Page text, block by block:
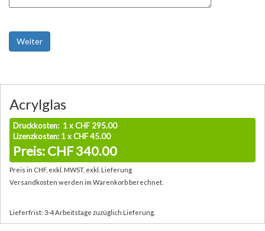
Weiter
Acrylglas
Druckkosten: 1 x CHF 295.00
Lizenzkosten: 1 x CHF 45.00
Preis: CHF 340.00
Preis in CHF, exkl. MWST, exkl. Lieferung
Versandkosten werden im Warenkorb berechnet.
Lieferfrist: 3-4 Arbeitstage zuzüglich Lieferung.